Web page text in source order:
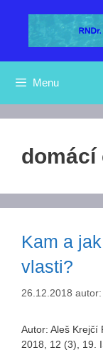
Menu
domácí
Kam a
vlasti?
26.12.2018 autor:
Autor: Aleš Krejčí
2018, 12 (3), 19.